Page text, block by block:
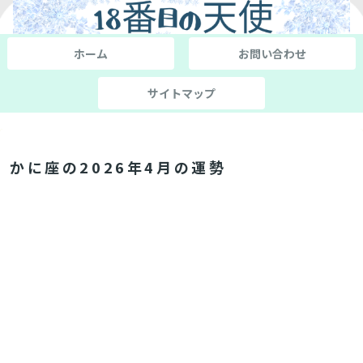
ホーム お問い合わせ
サイトマップ
かに座の2026年4月の運勢